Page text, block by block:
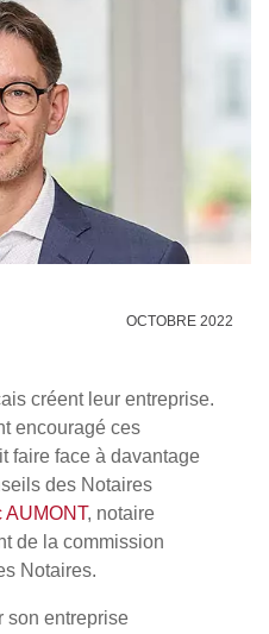
OCTOBRE 2022
créent leur entreprise.
encouragé ces
faire face à davantage
des Notaires
AUMONT, notaire
de la commission
Notaires.
son entreprise